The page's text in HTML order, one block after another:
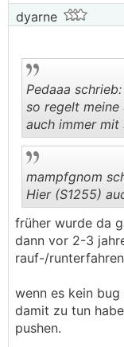
dyarne
Pedaaa schrieb:
so regelt meine
auch immer mit
mampfgnom
Hier (S1255)
früher wurde da
dann vor 2-3
rauf-/
wenn es kein
damit zu tun
pushen.